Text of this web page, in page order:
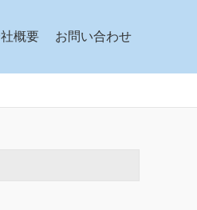
概要 お問い合わせ